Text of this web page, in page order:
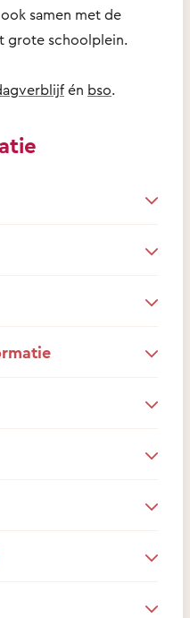
samen met de
grote schoolplein.
én bso.